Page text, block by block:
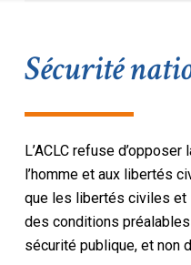
Sécurité
L’ACLC refuse
l’homme et aux libertés
que les libertés civiles et
des conditions
sécurité publique, et non